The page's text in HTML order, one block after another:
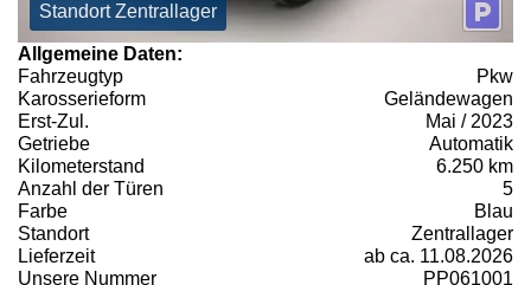
Standort Zentrallager
Allgemeine Daten:
Fahrzeugtyp
Pkw
Karosserieform
Geländewagen
Erst-Zul.
Mai / 2023
Getriebe
Automatik
Kilometerstand
6.250 km
Anzahl der Türen
5
Farbe
Blau
Standort
Zentrallager
Lieferzeit
ab ca. 11.08.2026
Unsere Nummer
PP061001